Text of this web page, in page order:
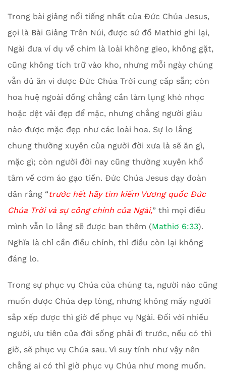
Trong bài giảng nổi tiếng nhất của Đức Chúa Jesus,
gọi là Bài Giảng Trên Núi, được sứ đồ Mathiơ ghi lại,
Ngài đưa ví dụ về chim là loài không gieo, không gặt,
cũng không tích trữ vào kho, nhưng mỗi ngày chúng
vẫn đủ ăn vì được Đức Chúa Trời cung cấp sẵn; còn
hoa huệ ngoài đồng chẳng cần làm lụng khó nhọc
hoặc dệt vải đẹp để mặc, nhưng chẳng người giàu
nào được mặc đẹp như các loài hoa. Sự lo lắng
chung thường xuyên của người đời xưa là sẽ ăn gì,
mặc gì; còn người đời nay cũng thường xuyên khổ
tâm về cơm áo gạo tiền. Đức Chúa Jesus dạy đoàn
dân rằng “trước hết hãy tìm kiếm Vương quốc Đức
Chúa Trời và sự công chính của Ngài,” thì mọi điều
mình vẫn lo lắng sẽ được ban thêm (Mathiơ 6:33).
Nghĩa là chỉ cần điều chính, thì điều còn lại không
đáng lo.
Trong sự phục vụ Chúa của chúng ta, người nào cũng
muốn được Chúa đẹp lòng, nhưng không mấy người
sắp xếp được thì giờ để phục vụ Ngài. Đối với nhiều
người, ưu tiên của đời sống phải đi trước, nếu có thì
giờ, sẽ phục vụ Chúa sau. Vì suy tính như vậy nên
chẳng ai có thì giờ phục vụ Chúa như mong muốn.